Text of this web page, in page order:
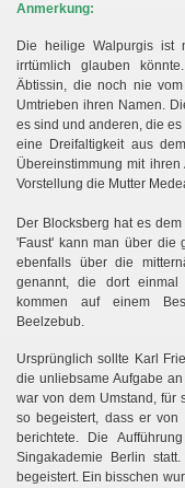
Anmerkung:
Die heilige Walpurgis ist
irrtümlich glauben
Äbtissin, die noch nie
Umtrieben ihren Namen.
es sind und anderen, die
eine Dreifaltigkeit aus
Übereinstimmung mit
Vorstellung die Mutter
Der Blocksberg hat es
'Faust' kann man über die
ebenfalls über die
genannt, die dort einmal
kommen auf einem
Beelzebub.
Ursprünglich sollte Karl
die unliebsame Aufgabe
war von dem Umstand, für
so begeistert, dass er von
berichtete. Die
Singakademie Berlin
begeistert. Ein bisschen